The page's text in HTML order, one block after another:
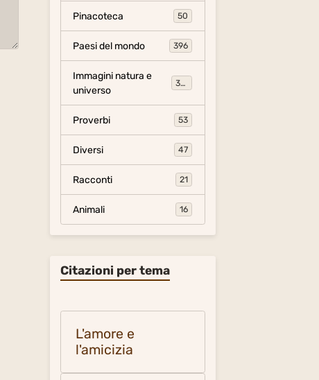
Pinacoteca 50
Paesi del mondo 396
Immagini natura e
universo
306
Proverbi 53
Diversi 47
Racconti 21
Animali 16
Citazioni per tema
L'amore e
l'amicizia